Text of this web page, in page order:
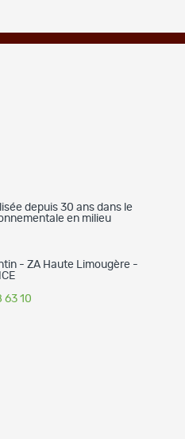
depuis 30 ans dans le
en milieu
- ZA Haute Limougère -
63 10